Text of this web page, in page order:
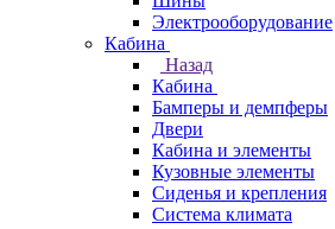
Электрооборудование
Кабина
Назад
Кабина
Бамперы и демпферы
Двери
Кабина и элементы
Кузовные элементы
Сиденья и крепления
Система климата